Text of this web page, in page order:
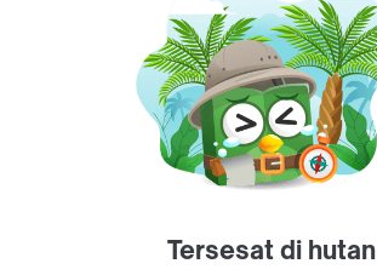
Tersesat di hutan